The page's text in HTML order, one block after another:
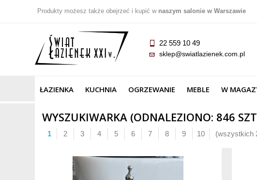
Produkty możesz także obejrzeć i kupić w naszym salonie w Warszawie
22 559 10 49
sklep@swiatlazienek.com.pl
ŁAZIENKA KUCHNIA OGRZEWANIE MEBLE W
WYSZUKIWARKA (ODNALEZIONO: 846
1 2 3 4 5 6 7 8 9 10 (wszystkich